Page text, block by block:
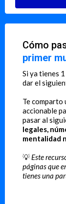
Cómo
primer
Si ya tienes
dar el
Te comparto
accionable
pasar al
legales,
mentalidad
💡 Este
páginas que
tienes una